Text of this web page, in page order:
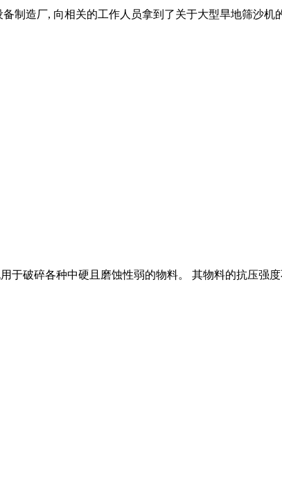
制造厂, 向相关的工作人员拿到了关于大型旱地筛沙
破碎各种中硬且磨蚀性弱的物料。 其物料的抗压强度